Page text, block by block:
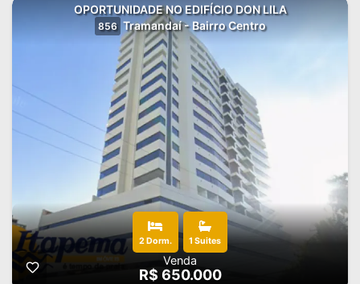
OPORTUNIDADE NO EDIFÍCIO DON LILA
856 Tramandaí - Bairro Centro
2 Dorm. 1 Suites
Venda
R$ 650.000